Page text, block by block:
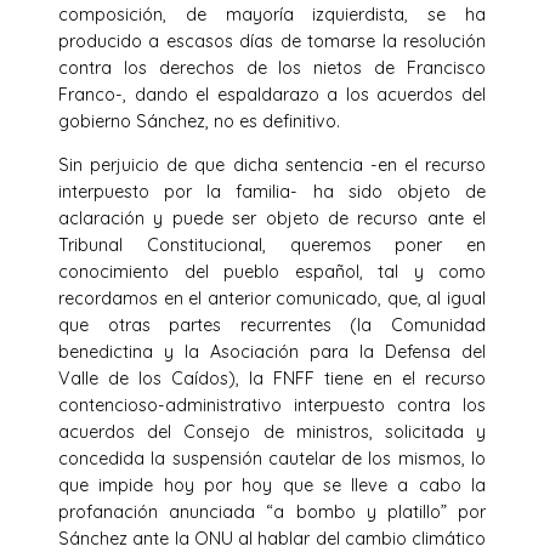
composición, de mayoría izquierdista, se ha
producido a escasos días de tomarse la resolución
contra los derechos de los nietos de Francisco
Franco-, dando el espaldarazo a los acuerdos del
gobierno Sánchez, no es definitivo.
Sin perjuicio de que dicha sentencia -en el recurso
interpuesto por la familia- ha sido objeto de
aclaración y puede ser objeto de recurso ante el
Tribunal Constitucional, queremos poner en
conocimiento del pueblo español, tal y como
recordamos en el anterior comunicado, que, al igual
que otras partes recurrentes (la Comunidad
benedictina y la Asociación para la Defensa del
Valle de los Caídos), la FNFF tiene en el recurso
contencioso-administrativo interpuesto contra los
acuerdos del Consejo de ministros, solicitada y
concedida la suspensión cautelar de los mismos, lo
que impide hoy por hoy que se lleve a cabo la
profanación anunciada “a bombo y platillo” por
Sánchez ante la ONU al hablar del cambio climático